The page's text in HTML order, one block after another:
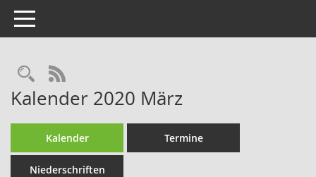
Toggle navigation
Rechercheauswahl
RSS-Feed
Kalender 2020 März
Kalender Termine
Niederschriften